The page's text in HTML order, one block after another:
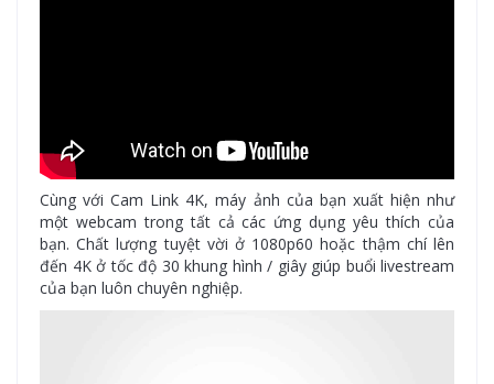
Cùng với Cam Link 4K, máy ảnh của bạn xuất hiện như
một webcam trong tất cả các ứng dụng yêu thích của
bạn. Chất lượng tuyệt vời ở 1080p60 hoặc thậm chí lên
đến 4K ở tốc độ 30 khung hình / giây giúp buổi livestream
của bạn luôn chuyên nghiệp.